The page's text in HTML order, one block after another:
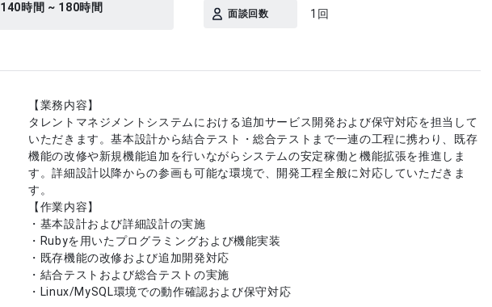
140時間 ~ 180時間 面談回数 1回
【業務内容】
タレントマネジメントシステムにおける追加サービス開発および保守対応を担当して
いただきます。基本設計から結合テスト・総合テストまで一連の工程に携わり、既存
機能の改修や新規機能追加を行いながらシステムの安定稼働と機能拡張を推進しま
す。詳細設計以降からの参画も可能な環境で、開発工程全般に対応していただきま
す。
【作業内容】
・基本設計および詳細設計の実施
・Rubyを用いたプログラミングおよび機能実装
・既存機能の改修および追加開発対応
・結合テストおよび総合テストの実施
・Linux/MySQL環境での動作確認および保守対応